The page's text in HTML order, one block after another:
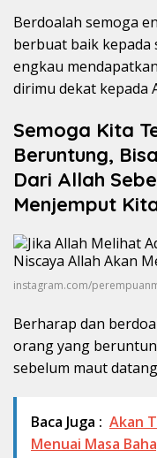
Berdoalah semoga
berbuat baik kepada
engkau
dirimu dekat kepada
Semoga Kita
Beruntung,
Dari Allah
Menjemput
instagram.com/
Berharap dan
orang yang
sebelum maut
Baca Juga : Akan
Menuai Masa